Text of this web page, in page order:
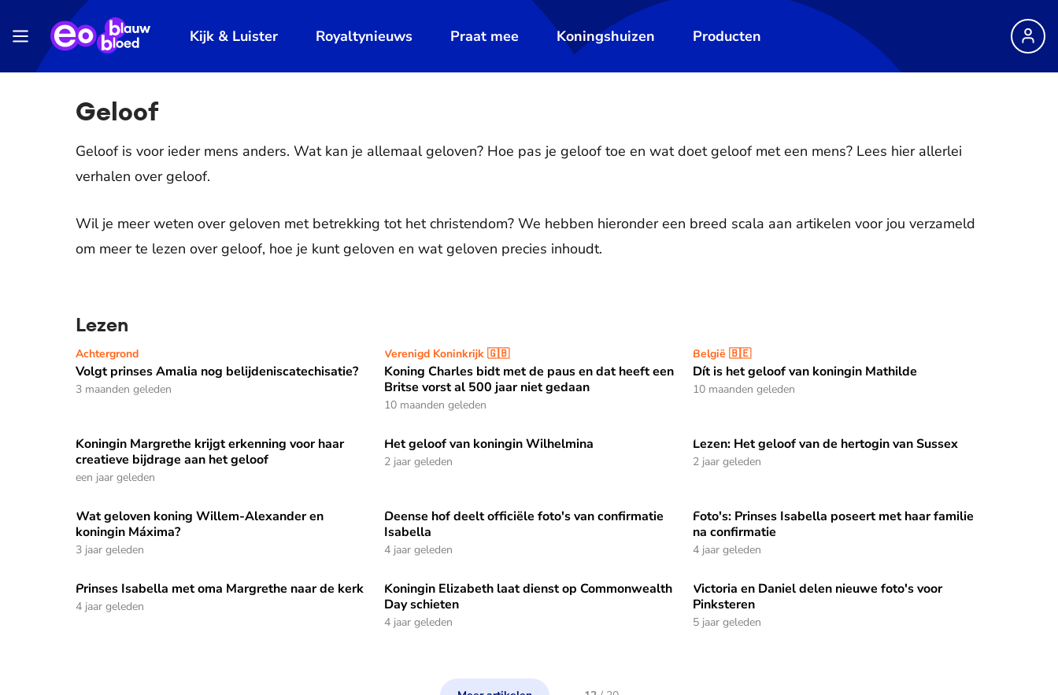
Kijk & Luister Royaltynieuws Praat mee Koningshuizen Producten
Geloof
Geloof is voor ieder mens anders. Wat kan je allemaal geloven? Hoe pas je geloof toe en wat doet geloof met een mens? Lees hier allerlei
verhalen over geloof.
Wil je meer weten over geloven met betrekking tot het christendom? We hebben hieronder een breed scala aan artikelen voor jou verzameld
om meer te lezen over geloof, hoe je kunt geloven en wat geloven precies inhoudt.
Lezen
Volgt prinses Amalia nog belijdeniscatechisatie?
Achtergrond
Volgt prinses Amalia nog belijdeniscatechisatie?
3 maanden geleden
Koning Charles bidt met de paus en dat heeft een Britse vorst al 500 jaar niet gedaan
Verenigd Koninkrijk 🇬🇧
Koning Charles bidt met de paus en dat heeft een
Britse vorst al 500 jaar niet gedaan
10 maanden geleden
Dít is het geloof van koningin Mathilde
België 🇧🇪
Dít is het geloof van koningin Mathilde
10 maanden geleden
Koningin Margrethe krijgt erkenning voor haar creatieve bijdrage aan het geloof
Koningin Margrethe krijgt erkenning voor haar
creatieve bijdrage aan het geloof
een jaar geleden
Het geloof van koningin Wilhelmina
Het geloof van koningin Wilhelmina
2 jaar geleden
Lezen: Het geloof van de hertogin van Sussex
Lezen: Het geloof van de hertogin van Sussex
2 jaar geleden
Wat geloven koning Willem-Alexander en koningin Máxima?
Wat geloven koning Willem-Alexander en
koningin Máxima?
3 jaar geleden
Deense hof deelt officiële foto's van confirmatie Isabella
Deense hof deelt officiële foto's van confirmatie
Isabella
4 jaar geleden
Foto's: Prinses Isabella poseert met haar familie na confirmatie
Foto's: Prinses Isabella poseert met haar familie
na confirmatie
4 jaar geleden
Prinses Isabella met oma Margrethe naar de kerk
Prinses Isabella met oma Margrethe naar de kerk
4 jaar geleden
Koningin Elizabeth laat dienst op Commonwealth Day schieten
Koningin Elizabeth laat dienst op Commonwealth
Day schieten
4 jaar geleden
Victoria en Daniel delen nieuwe foto's voor Pinksteren
Victoria en Daniel delen nieuwe foto's voor
Pinksteren
5 jaar geleden